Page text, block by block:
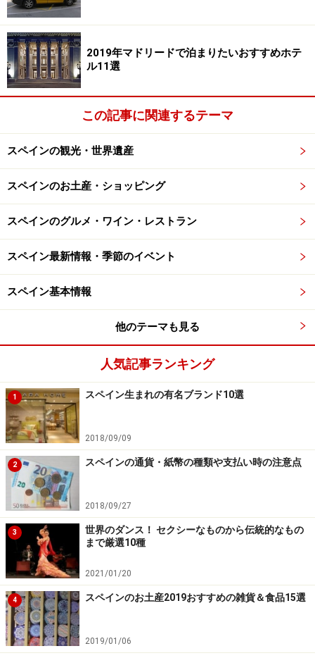
ズでしょう。ルフトハンザ航空はちょうど1時間半で
す。
最も多いフライトは日本を朝出発、バルセロナにその日
の夜到着するもの。到着した日は、ホテル付近のバルへ
タパスを食べに繰り出してもいいでしょう。旅慣れてい
る人でも移動日は意外と疲れているものなので、遠出は
しないほうが賢明かも。疲れてぼんやり夜道を歩いたり
していると、スリにもあいやすいです。
※海外を訪れる際には最新情報の入手に努め、「
2019年マドリードで泊まりたいおすすめホテ
ル11選
この記事に関連するテーマ
スペインの観光・世界遺産
スペインのお土産・ショッピング
スペインのグルメ・ワイン・レストラン
スペイン最新情報・季節のイベント
スペイン基本情報
他のテーマも見る
人気記事ランキング
1 スペイン生まれの有名ブランド10選
2018/09/09
2 スペインの通貨・紙幣の種類や支払い時の注意点
2018/09/27
3
世界のダンス！ セクシーなものから伝統的なもの
まで厳選10種
2021/01/20
4 スペインのお土産2019おすすめの雑貨＆食品15選
2019/01/06